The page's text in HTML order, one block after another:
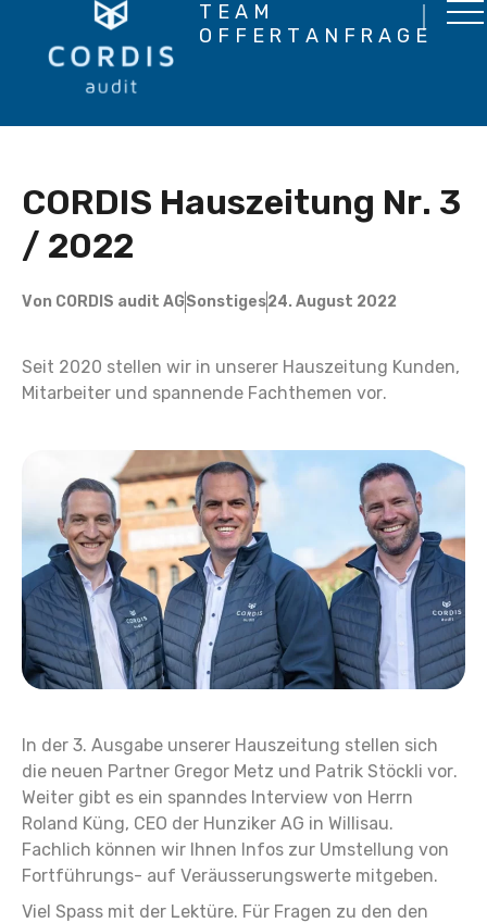
TEAM
OFFERTANFRAGE
CORDIS Hauszeitung Nr. 3
/ 2022
Von CORDIS audit AGSonstiges24. August 2022
Seit 2020 stellen wir in unserer Hauszeitung Kunden,
Mitarbeiter und spannende Fachthemen vor.
In der 3. Ausgabe unserer Hauszeitung stellen sich
die neuen Partner Gregor Metz und Patrik Stöckli vor.
Weiter gibt es ein spanndes Interview von Herrn
Roland Küng, CEO der Hunziker AG in Willisau.
Fachlich können wir Ihnen Infos zur Umstellung von
Fortführungs- auf Veräusserungswerte mitgeben.
Viel Spass mit der Lektüre. Für Fragen zu den den